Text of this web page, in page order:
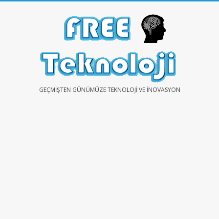
FREEGEÇMIŞTEN GÜNÜMÜZE TEKNOLOJI VE İNOVASYON